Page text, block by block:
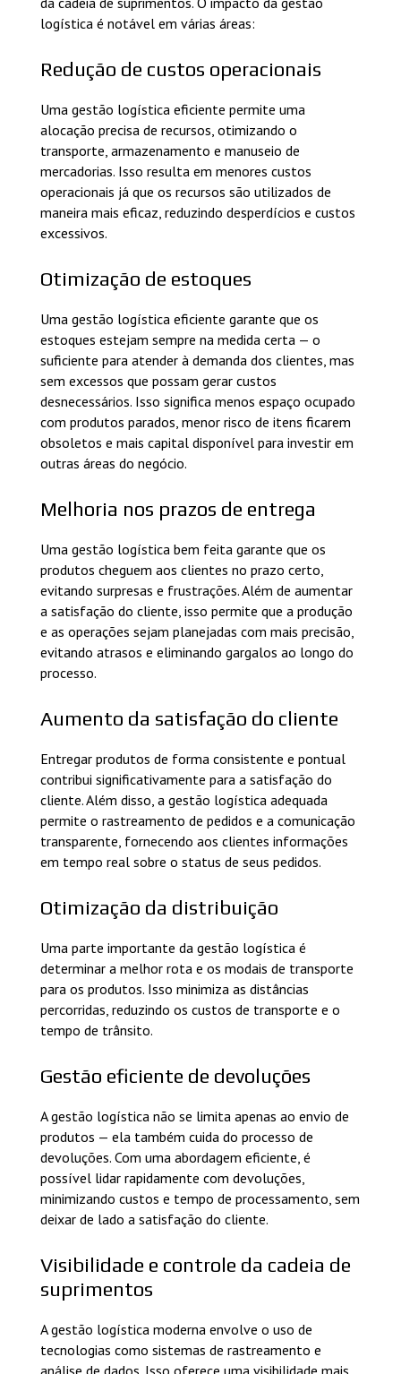
logística é notável em várias áreas:
Redução de custos operacionais
Uma gestão logística eficiente permite uma
alocação precisa de recursos, otimizando o
transporte, armazenamento e manuseio de
mercadorias. Isso resulta em menores custos
operacionais já que os recursos são utilizados de
maneira mais eficaz, reduzindo desperdícios e custos
excessivos.
Otimização de estoques
Uma gestão logística eficiente garante que os
estoques estejam sempre na medida certa — o
suficiente para atender à demanda dos clientes, mas
sem excessos que possam gerar custos
desnecessários. Isso significa menos espaço ocupado
com produtos parados, menor risco de itens ficarem
obsoletos e mais capital disponível para investir em
outras áreas do negócio.
Melhoria nos prazos de entrega
Uma gestão logística bem feita garante que os
produtos cheguem aos clientes no prazo certo,
evitando surpresas e frustrações. Além de aumentar
a satisfação do cliente, isso permite que a produção
e as operações sejam planejadas com mais precisão,
evitando atrasos e eliminando gargalos ao longo do
processo.
Aumento da satisfação do cliente
Entregar produtos de forma consistente e pontual
contribui significativamente para a satisfação do
cliente. Além disso, a gestão logística adequada
permite o rastreamento de pedidos e a comunicação
transparente, fornecendo aos clientes informações
em tempo real sobre o status de seus pedidos.
Otimização da distribuição
Uma parte importante da gestão logística é
determinar a melhor rota e os modais de transporte
para os produtos. Isso minimiza as distâncias
percorridas, reduzindo os custos de transporte e o
tempo de trânsito.
Gestão eficiente de devoluções
A gestão logística não se limita apenas ao envio de
produtos — ela também cuida do processo de
devoluções. Com uma abordagem eficiente, é
possível lidar rapidamente com devoluções,
minimizando custos e tempo de processamento, sem
deixar de lado a satisfação do cliente.
Visibilidade e controle da cadeia de
suprimentos
A gestão logística moderna envolve o uso de
tecnologias como sistemas de rastreamento e